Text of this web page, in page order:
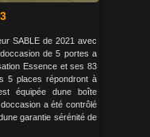
SABLE de 2021 avec
de 5 portes a
Essence et ses 83
5 places répondront à
équipée dune boîte
a été contrôlé
garantie sérénité de